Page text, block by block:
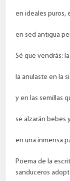
en ideales puros,
en sed antigua
Sé que vendrás:
la anulaste en la
y en las semillas
se alzarán bebes
en una inmensa
Poema de la
sanduceros